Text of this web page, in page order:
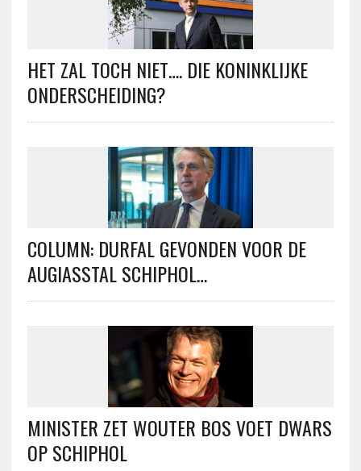
HET ZAL TOCH NIET…. DIE KONINKLIJKE
ONDERSCHEIDING?
COLUMN: DURFAL GEVONDEN VOOR DE
AUGIASSTAL SCHIPHOL…
MINISTER ZET WOUTER BOS VOET DWARS
OP SCHIPHOL